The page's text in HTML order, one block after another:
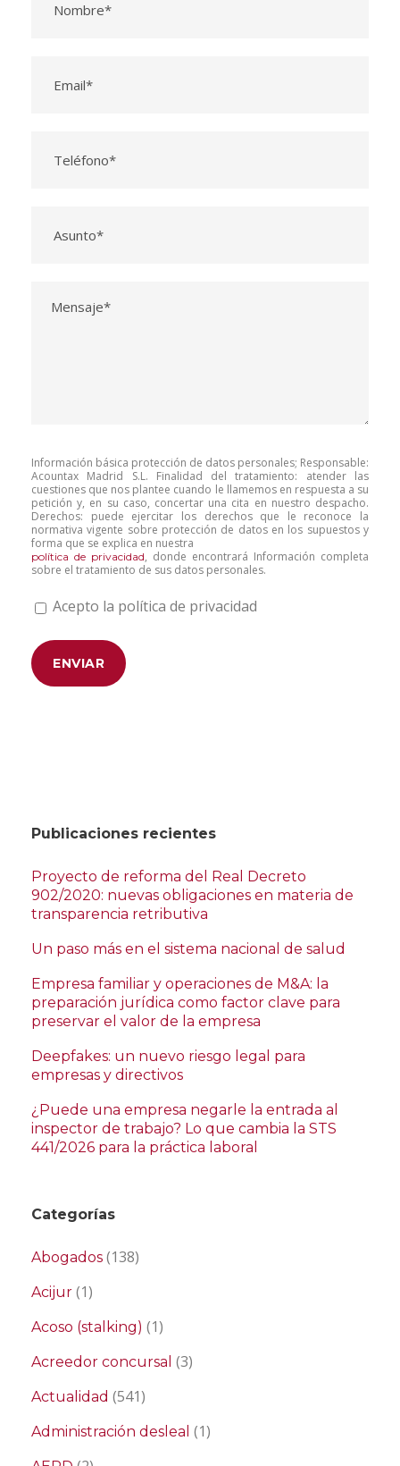
Información básica protección de datos personales; Responsable:
Acountax Madrid S.L. Finalidad del tratamiento: atender las
cuestiones que nos plantee cuando le llamemos en respuesta a su
petición y, en su caso, concertar una cita en nuestro despacho.
Derechos: puede ejercitar los derechos que le reconoce la
normativa vigente sobre protección de datos en los supuestos y
forma que se explica en nuestra
política de privacidad, donde encontrará Información completa
sobre el tratamiento de sus datos personales.
Acepto la política de privacidad
Publicaciones recientes
Proyecto de reforma del Real Decreto
902/2020: nuevas obligaciones en materia de
transparencia retributiva
Un paso más en el sistema nacional de salud
Empresa familiar y operaciones de M&A: la
preparación jurídica como factor clave para
preservar el valor de la empresa
Deepfakes: un nuevo riesgo legal para
empresas y directivos
¿Puede una empresa negarle la entrada al
inspector de trabajo? Lo que cambia la STS
441/2026 para la práctica laboral
Categorías
Abogados (138)
Acijur (1)
Acoso (stalking) (1)
Acreedor concursal (3)
Actualidad (541)
Administración desleal (1)